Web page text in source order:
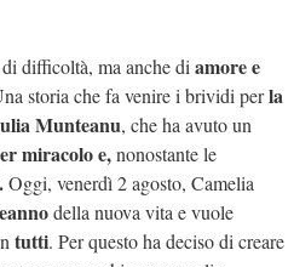
difficoltà, ma anche di amore e
storia che fa venire i brividi perla
Munteanu, che ha avuto un
miracolo e,nonostante le
Oggi, venerdì 2 agosto, Camelia
della nuova vita e vuole
tutti. Per questo ha deciso di creare